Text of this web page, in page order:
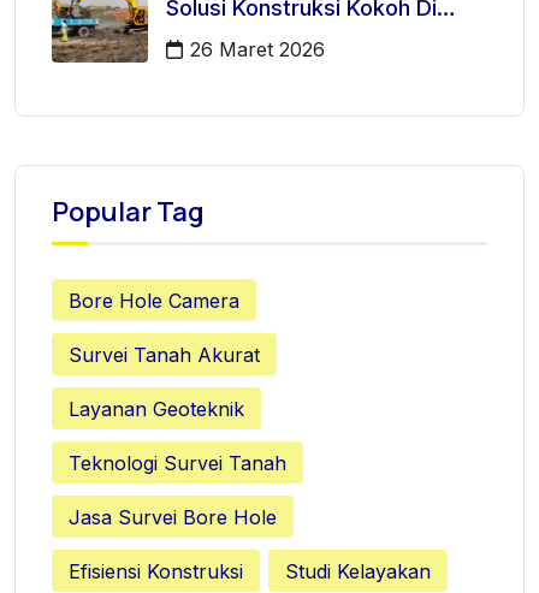
Solusi Konstruksi Kokoh Di
Mertoyudan
26 Maret 2026
Popular Tag
Bore Hole Camera
Survei Tanah Akurat
Layanan Geoteknik
Teknologi Survei Tanah
Jasa Survei Bore Hole
Efisiensi Konstruksi Studi Kelayakan